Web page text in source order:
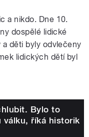
a nikdo. Dne 10.
dospělé lidické
děti byly odvlečeny
lidických dětí byl
Bylo to
válku, říká historik